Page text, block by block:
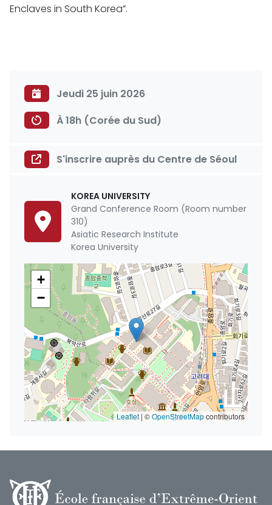
Enclaves in South Korea”.
Jeudi 25 juin 2026
À 18h (Corée du Sud)
S'inscrire auprès du Centre de Séoul
KOREA UNIVERSITY
Grand Conference Room (Room number
310)
Asiatic Research Institute
Korea University
+
−
Leaflet | ©OpenStreetMapcontributors